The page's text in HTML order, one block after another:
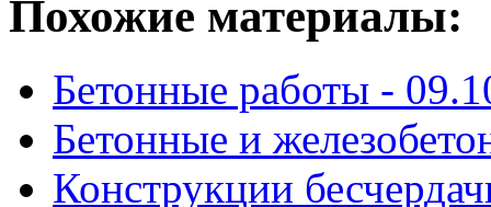
Похожие материалы:
Бетонные работы -
Бетонные и
Конструкции